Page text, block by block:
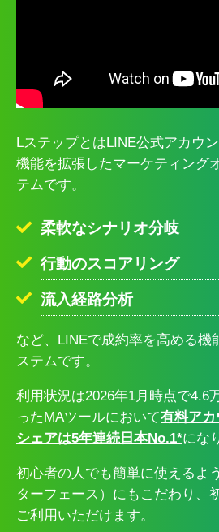
LステップとはLINE公式アカウ
機能を拡張したマーケティング
テムです。
柔軟なシナリオ分岐
行動のスコアリング
流入経路分析
など、LINEで成約率を高める機
ステムです。
利用状況は2026年1月時点で4.6
ったMAツールにおいて有料アカ
シェアは5年連続日本No.1*にな
初心者の人でも簡単に使えるよ
ターフェース）にもこだわり、
ご利用いただけます。